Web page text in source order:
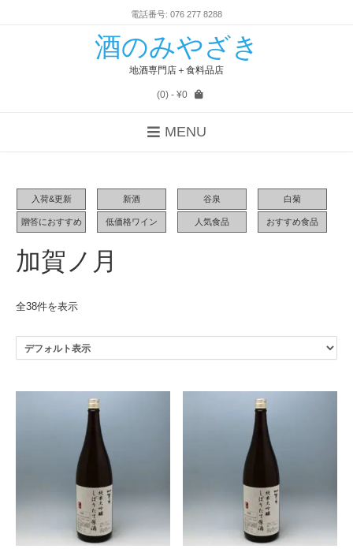
電話番号: 076 277 8288
酒のみやざき
地酒専門店＋食料品店
(0)- ¥0
MENU
入荷&更新 新酒 谷泉 白菊
贈答におすすめ 低価格ワイン 人気食品 おすすめ食品
加賀ノ月
全38件を表示